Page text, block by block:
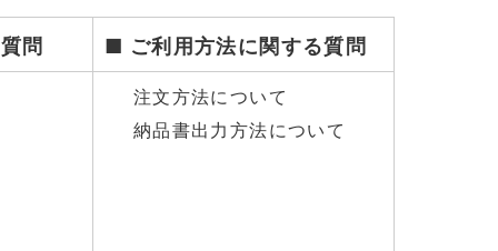
問 ■ ご利用方法に関する質問
注文方法について
納品書出力方法について